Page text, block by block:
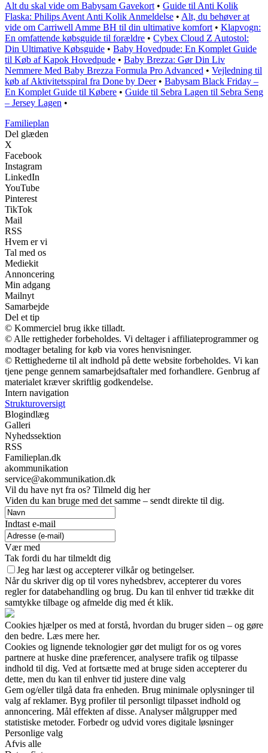
Alt du skal vide om Babysam Gavekort • Guide til Anti Kolik
Flaska: Philips Avent Anti Kolik Anmeldelse • Alt, du behøver at
vide om Carriwell Amme BH til din ultimative komfort • Klapvogn:
En omfattende købsguide til forældre • Cybex Cloud Z Autostol:
Din Ultimative Købsguide • Baby Hovedpude: En Komplet Guide
til Køb af Kapok Hovedpude • Baby Brezza: Gør Din Liv
Nemmere Med Baby Brezza Formula Pro Advanced • Vejledning til
køb af Aktivitetsspiral fra Done by Deer• Babysam Black Friday –
En Komplet Guide til Købere • Guide til Sebra Lagen til Sebra Seng
– Jersey Lagen •
Familieplan
Del glæden
X
Facebook
Instagram
LinkedIn
YouTube
Pinterest
TikTok
Mail
RSS
Hvem er vi
Tal med os
Mediekit
Annoncering
Min adgang
Mailnyt
Samarbejde
Del et tip
© Kommerciel brug ikke tilladt.
© Alle rettigheder forbeholdes. Vi deltager i affiliateprogrammer og
modtager betaling for køb via vores henvisninger.
© Rettighederne til alt indhold på dette website forbeholdes. Vi kan
tjene penge gennem samarbejdsaftaler med forhandlere. Genbrug af
materialet kræver skriftlig godkendelse.
Intern navigation
Strukturoversigt
Blogindlæg
Galleri
Nyhedssektion
RSS
Familieplan.dk
akommunikation
service@akommunikation.dk
Vil du have nyt fra os? Tilmeld dig her
Viden du kan bruge med det samme – sendt direkte til dig.
Indtast e-mail
Vær med
Tak fordi du har tilmeldt dig
Jeg har læst og accepterer vilkår og betingelser.
Når du skriver dig op til vores nyhedsbrev, accepterer du vores
regler for databehandling og brug. Du kan til enhver tid trække dit
samtykke tilbage og afmelde dig med ét klik.
Cookies hjælper os med at forstå, hvordan du bruger siden – og gøre
den bedre. Læs mere her.
Cookies og lignende teknologier gør det muligt for os og vores
partnere at huske dine præferencer, analysere trafik og tilpasse
indhold til dig. Ved at fortsætte med at bruge siden accepterer du
dette, men du kan til enhver tid justere dine valg
Gem og/eller tilgå data fra enheden. Brug minimale oplysninger til
valg af reklamer. Byg profiler til personligt tilpasset indhold og
annoncering. Mål effekten af disse. Analyser målgrupper med
statistiske metoder. Forbedr og udvid vores digitale løsninger
Personlige valg
Afvis alle